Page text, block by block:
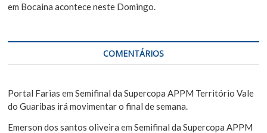
em Bocaina acontece neste Domingo.
COMENTÁRIOS
Portal Farias emSemifinal da Supercopa APPM Território Vale
do Guaribas irá movimentar o final de semana.
Emerson dos santos oliveira emSemifinal da Supercopa APPM